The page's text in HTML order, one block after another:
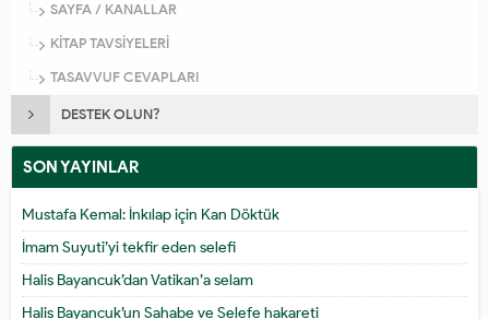
SAYFA / KANALLAR
KİTAP TAVSİYELERİ
TASAVVUF CEVAPLARI
DESTEK OLUN?
SON YAYINLAR
Mustafa Kemal: İnkılap için Kan Döktük
İmam Suyuti’yi tekfir eden selefi
Halis Bayancuk’dan Vatikan’a selam
Halis Bayancuk’un Sahabe ve Selefe hakareti